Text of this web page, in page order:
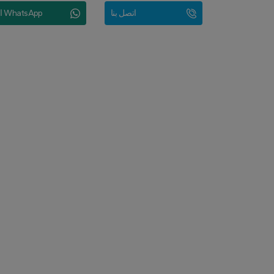
ال WhatsApp اتصل بنا